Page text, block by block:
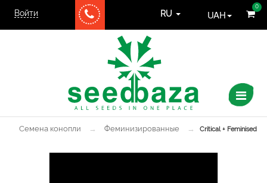
Войти
0
RU UAH
Семена конопли → Феминизированные → Critical + Feminised